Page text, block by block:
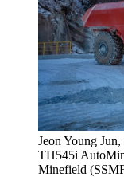
Jeon Young
TH545i
Minefield